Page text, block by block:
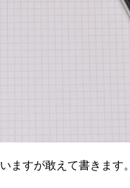
ますが敢えて書きます。